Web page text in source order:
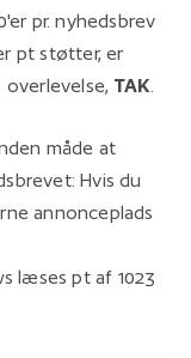
pr. nyhedsbrev
pt støtter, er
TAK.
måde at
Hvis du
annonceplads
læses pt af 1023